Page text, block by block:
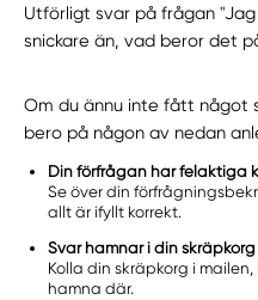
Utförligt svar på frågan
snickare än, vad beror det
Om du ännu inte fått något
bero på någon av nedan
Din förfrågan har felaktiga
Se över din
allt är ifyllt korrekt.
Svar hamnar i din skräpkorg
Kolla din skräpkorg i
hamna där.